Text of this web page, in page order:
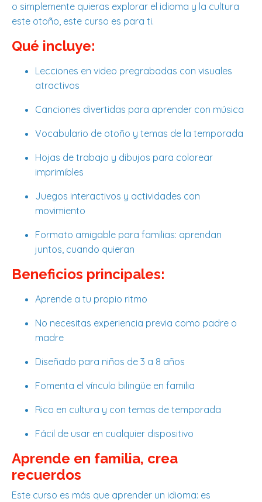
o simplemente quieras explorar el idioma y la cultura
este otoño, este curso es para ti.
Qué incluye:
Lecciones en video pregrabadas con visuales
atractivos
Canciones divertidas para aprender con música
Vocabulario de otoño y temas de la temporada
Hojas de trabajo y dibujos para colorear
imprimibles
Juegos interactivos y actividades con
movimiento
Formato amigable para familias: aprendan
juntos, cuando quieran
Beneficios principales:
Aprende a tu propio ritmo
No necesitas experiencia previa como padre o
madre
Diseñado para niños de 3 a 8 años
Fomenta el vínculo bilingüe en familia
Rico en cultura y con temas de temporada
Fácil de usar en cualquier dispositivo
Aprende en familia, crea
recuerdos
Este curso es más que aprender un idioma: es